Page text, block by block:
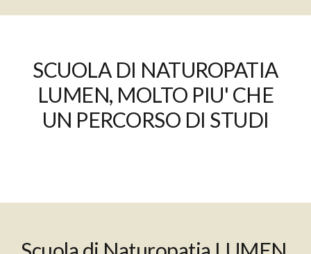
SCUOLA DI NATUROPATIA
LUMEN, MOLTO PIU' CHE
UN PERCORSO DI STUDI